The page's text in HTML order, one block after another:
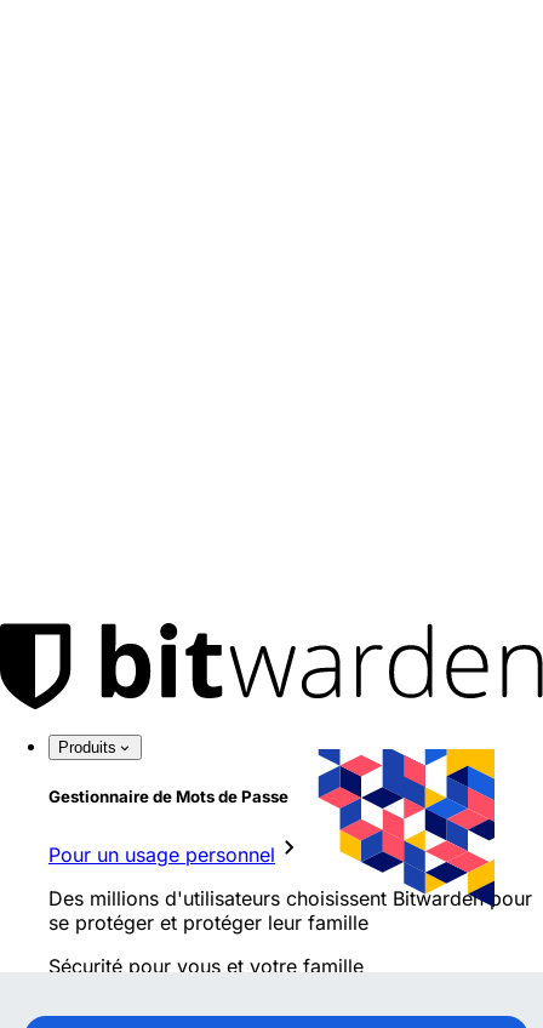
Produits
Gestionnaire de Mots de Passe
Pour un usage personnel
Des millions d'utilisateurs choisissent Bitwarden pour
se protéger et protéger leur famille
Sécurité pour vous et votre famille
Familles